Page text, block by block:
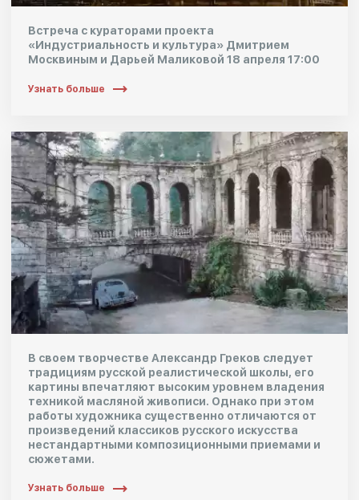
Встреча с кураторами проекта
«Индустриальность и культура» Дмитрием
Москвиным и Дарьей Маликовой 18 апреля 17:00
Узнать больше
В своем творчестве Александр Греков следует
традициям русской реалистической школы, его
картины впечатляют высоким уровнем владения
техникой масляной живописи. Однако при этом
работы художника существенно отличаются от
произведений классиков русского искусства
нестандартными композиционными приемами и
сюжетами.
Узнать больше